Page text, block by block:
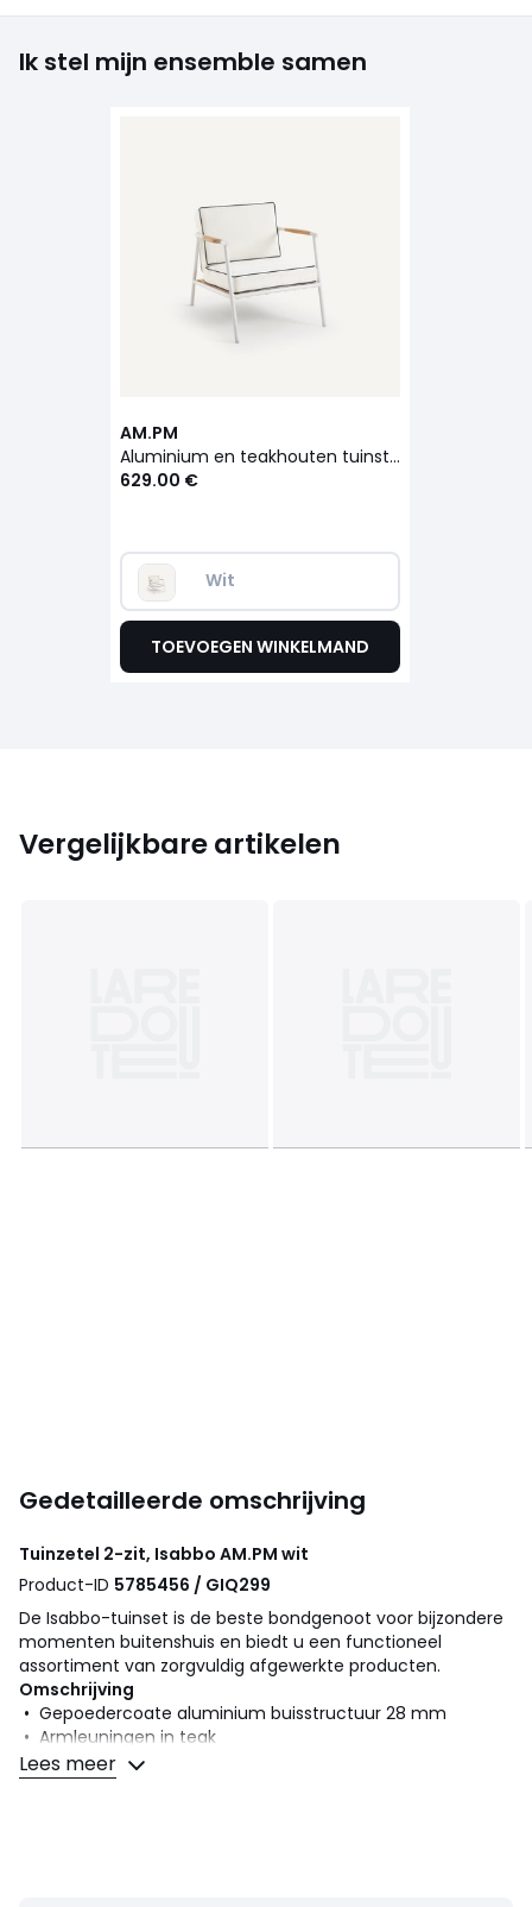
Ik stel mijn ensemble samen
AM.PM
Aluminium en teakhouten tuinstoel, Isabbo
629.00 €
Wit
TOEVOEGEN WINKELMAND
Vergelijkbare artikelen
Gedetailleerde omschrijving
Tuinzetel 2-zit, Isabbo AM.PM wit
Product-ID 5785456 / GIQ299
De Isabbo-tuinset is de beste bondgenoot voor bijzondere
momenten buitenshuis en biedt u een functioneel
assortiment van zorgvuldig afgewerkte producten.
Omschrijving
• Gepoedercoate aluminium buisstructuur 28 mm
• Armleuningen in teak
• Latten in teak
• FSC®-gecertificeerd teakhout
Lees meer